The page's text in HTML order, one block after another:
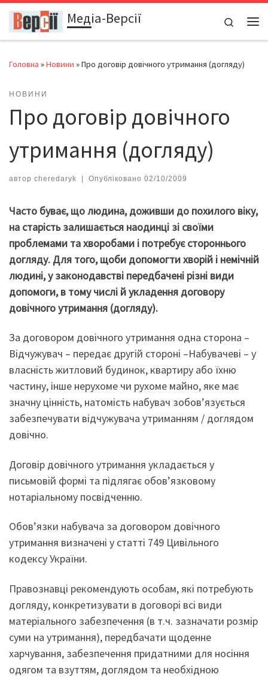
Перейти до вмістуМедіа-Версії
Search
Головна »Новини »Про договір довічного утримання (догляду)
НОВИНИ
Про договір довічного
утримання (догляду)
автор cheredaryk | Опубліковано 02/10/2009
Часто буває, що людина, доживши до похилого віку,
на старість залишається наодинці зі своїми
проблемами та хворобами і потребує стороннього
догляду. Для того, щоби допомогти хворій і немічній
людині, у законодавстві передбачені різні види
допомоги, в тому числі й укладення договору
довічного утримання (догляду).
За договором довічного утримання одна сторона –
Відчужувач – передає другій стороні –Набувачеві – у
власність житловий будинок, квартиру або їхню
частину, інше нерухоме чи рухоме майно, яке має
значну цінність, натомість набувач зобов’язується
забезпечувати відчужувача утриманням / доглядом
довічно.
Договір довічного утримання укладається у
письмовій формі та підлягає обов’язковому
нотаріальному посвідченню.
Обов’язки набувача за договором довічного
утримання визначені у статті 749 Цивільного
кодексу України.
Правознавці рекомендують особам, які потребують
догляду, конкретизувати в договорі всі види
матеріального забезпечення (в т.ч. зазначати розмір
суми на утримання), передбачати щоденне
харчування, забезпечення придатними для носіння
одягом та взуттям, доглядом та необхідною